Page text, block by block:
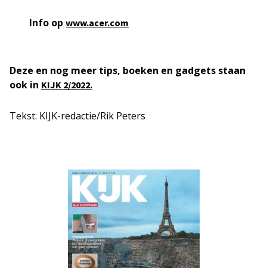
Info opwww.acer.com
Deze en nog meer tips, boeken en gadgets staan
ook in KIJK 2/2022.
Tekst: KIJK-redactie/Rik Peters